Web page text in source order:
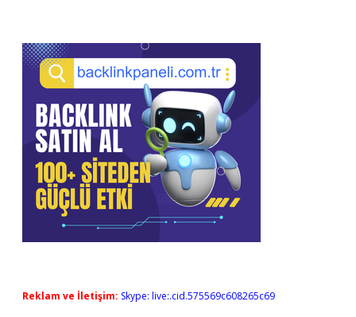
Reklam ve İletişim: Skype: live:.cid.575569c608265c69